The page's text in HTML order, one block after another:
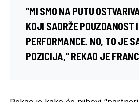
“MI SMO NA PUTU
KOJI SADRŽE POUZDANOST I
PERFORMANCE. NO, TO JE
POZICIJA,” REKAO JE